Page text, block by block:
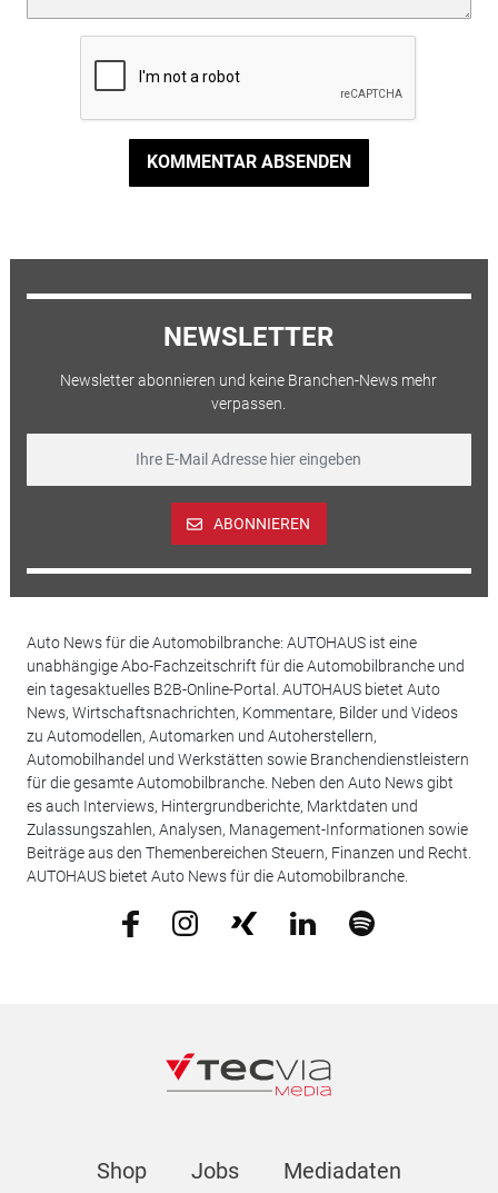
KOMMENTAR ABSENDEN
NEWSLETTER
Newsletter abonnieren und keine Branchen-News mehr
verpassen.
ABONNIEREN
Auto News für die Automobilbranche: AUTOHAUS ist eine
unabhängige Abo-Fachzeitschrift für die Automobilbranche und
ein tagesaktuelles B2B-Online-Portal. AUTOHAUS bietet Auto
News, Wirtschaftsnachrichten, Kommentare, Bilder und Videos
zu Automodellen, Automarken und Autoherstellern,
Automobilhandel und Werkstätten sowie Branchendienstleistern
für die gesamte Automobilbranche. Neben den Auto News gibt
es auch Interviews, Hintergrundberichte, Marktdaten und
Zulassungszahlen, Analysen, Management-Informationen sowie
Beiträge aus den Themenbereichen Steuern, Finanzen und Recht.
AUTOHAUS bietet Auto News für die Automobilbranche.
Shop Jobs Mediadaten